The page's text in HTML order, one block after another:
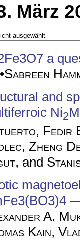
März
a
Sabreen
and
Ni2
, Fedir
, Zheng
, and
A.
Kain,